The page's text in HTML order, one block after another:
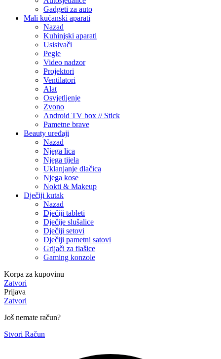
Gadgeti za auto
Mali kućanski aparati
Nazad
Kuhinjski aparati
Usisivači
Pegle
Video nadzor
Projektori
Ventilatori
Alat
Osvjetljenje
Zvono
Android TV box // Stick
Pametne brave
Beauty uređaji
Nazad
Njega lica
Njega tijela
Uklanjanje dlačica
Njega kose
Nokti & Makeup
Dječiji kutak
Nazad
Dječiji tableti
Dječije slušalice
Dječiji setovi
Dječiji pametni satovi
Grijači za flašice
Gaming konzole
Korpa za kupovinu
Zatvori
Prijava
Zatvori
Još nemate račun?
Stvori Račun